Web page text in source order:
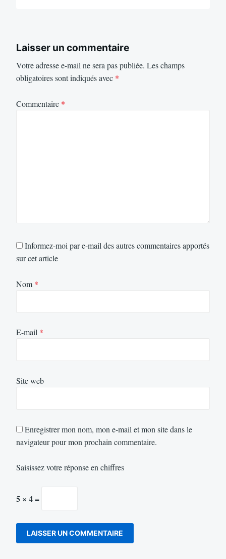
Laisser un commentaire
Votre adresse e-mail ne sera pas publiée. Les champs
obligatoires sont indiqués avec *
Commentaire *
Informez-moi par e-mail des autres commentaires apportés
sur cet article
Nom *
E-mail *
Site web
Enregistrer mon nom, mon e-mail et mon site dans le
navigateur pour mon prochain commentaire.
Saisissez votre réponse en chiffres
5 × 4 =